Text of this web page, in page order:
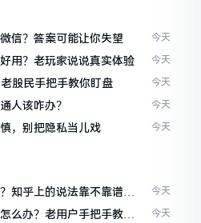
信？答案可能让你失望 今天
用？老玩家说说真实体验 今天
股民手把手教你盯盘 今天
人该咋办？ 今天
，别把隐私当儿戏 今天
知乎上的说法靠不靠谱，
今天
么办？老用户手把手教你
今天